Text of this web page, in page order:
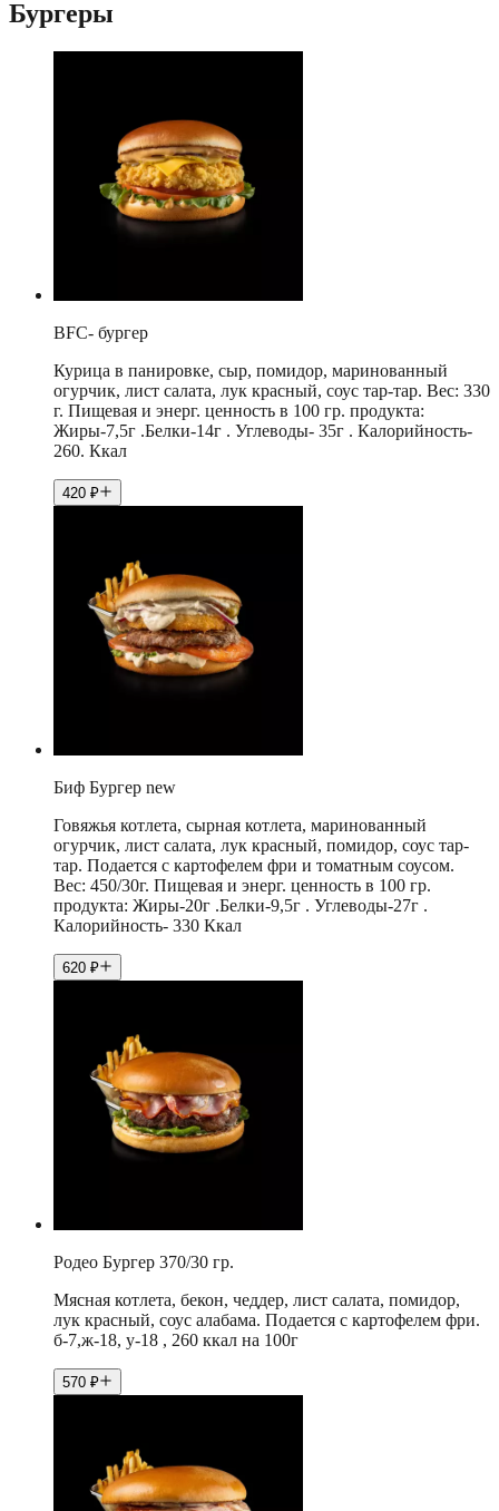
Бургеры
BFC- бургер
Курица в панировке, сыр, помидор, маринованный
огурчик, лист салата, лук красный, соус тар-тар. Вес: 330
г. Пищевая и энерг. ценность в 100 гр. продукта:
Жиры-7,5г .Белки-14г . Углеводы- 35г . Калорийность-
260. Ккал
420 ₽
Биф Бургер new
Говяжья котлета, сырная котлета, маринованный
огурчик, лист салата, лук красный, помидор, соус тар-
тар. Подается с картофелем фри и томатным соусом.
Вес: 450/30г. Пищевая и энерг. ценность в 100 гр.
продукта: Жиры-20г .Белки-9,5г . Углеводы-27г .
Калорийность- 330 Ккал
620 ₽
Родео Бургер 370/30 гр.
Мясная котлета, бекон, чеддер, лист салата, помидор,
лук красный, соус алабама. Подается с картофелем фри.
б-7,ж-18, у-18 , 260 ккал на 100г
570 ₽